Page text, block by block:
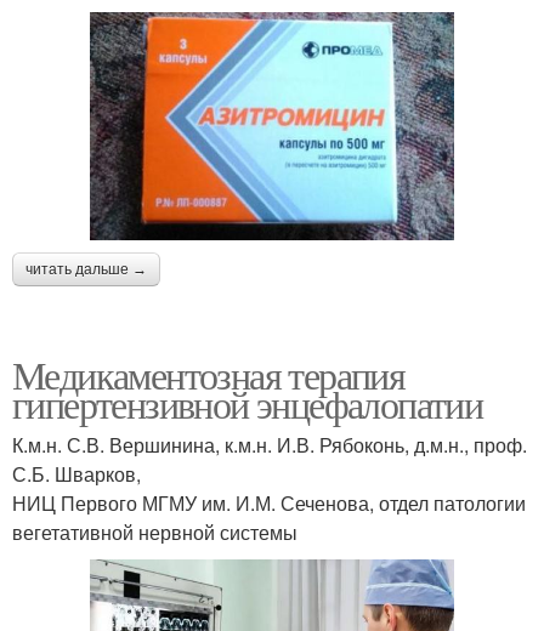
читать дальше →
Медикаментозная терапия
гипертензивной энцефалопатии
К.м.н. С.В. Вершинина, к.м.н. И.В. Рябоконь, д.м.н., проф.
С.Б. Шварков,
НИЦ Первого МГМУ им. И.М. Сеченова, отдел патологии
вегетативной нервной системы